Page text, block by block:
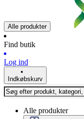
Alle produkter
Find butik
Log ind
Indkøbskurv
Alle produkter